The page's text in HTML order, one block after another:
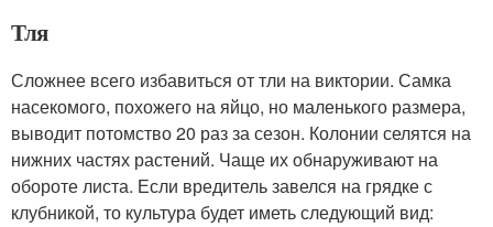
Тля
Сложнее всего избавиться от тли на виктории. Самка
насекомого, похожего на яйцо, но маленького размера,
выводит потомство 20 раз за сезон. Колонии селятся на
нижних частях растений. Чаще их обнаруживают на
обороте листа. Если вредитель завелся на грядке с
клубникой, то культура будет иметь следующий вид: